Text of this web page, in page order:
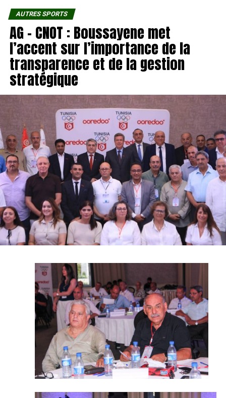
AUTRES SPORTS
AG – CNOT : Boussayene met
l’accent sur l’importance de la
transparence et de la gestion
stratégique